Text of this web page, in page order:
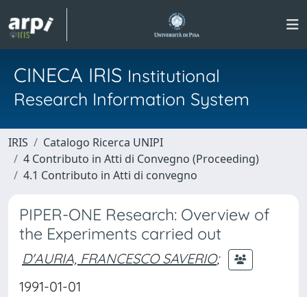
CINECA IRIS Institutional
Research Information System
IRIS
Catalogo Ricerca UNIPI
4 Contributo in Atti di Convegno (Proceeding)
4.1 Contributo in Atti di convegno
PIPER-ONE Research: Overview of
the Experiments carried out
D'AURIA, FRANCESCO SAVERIO;
1991-01-01